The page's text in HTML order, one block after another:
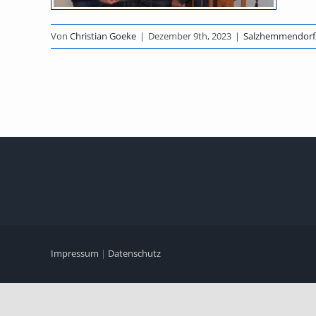
Von Christian Goeke | Dezember 9th, 2023 | Salzhemmendorf
Impressum | Datenschutz